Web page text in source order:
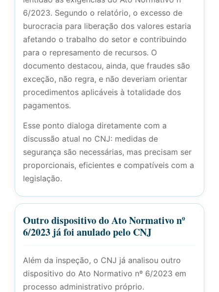
6/2023. Segundo o relatório, o excesso de
burocracia para liberação dos valores estaria
afetando o trabalho do setor e contribuindo
para o represamento de recursos. O
documento destacou, ainda, que fraudes são
exceção, não regra, e não deveriam orientar
procedimentos aplicáveis à totalidade dos
pagamentos.
Esse ponto dialoga diretamente com a
discussão atual no CNJ: medidas de
segurança são necessárias, mas precisam ser
proporcionais, eficientes e compatíveis com a
legislação.
Outro dispositivo do Ato Normativo nº
6/2023 já foi anulado pelo CNJ
Além da inspeção, o CNJ já analisou outro
dispositivo do Ato Normativo nº 6/2023 em
processo administrativo próprio.